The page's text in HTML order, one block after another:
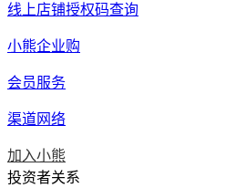
线上店铺授权码查询
小熊企业购
会员服务
渠道网络
加入小熊
投资者关系